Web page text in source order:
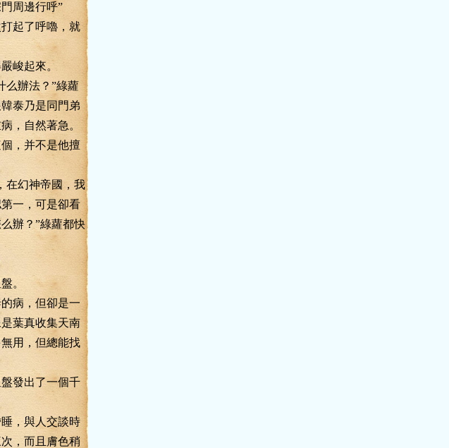
周邊行呼”
起了呼嚕，就
峻起來。
辦法？”綠蘿
泰乃是同門弟
，自然著急。
，并不是他擅
幻神帝國，我
一，可是卻看
辦？”綠蘿都快
。
病，但卻是一
葉真收集天南
用，但總能找
發出了一個千
，與人交談時
，而且膚色稍